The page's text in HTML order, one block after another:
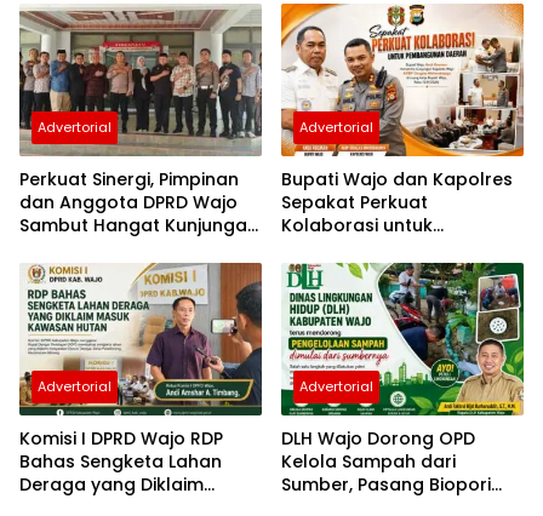
Advertorial
Perkuat Sinergi, Pimpinan
dan Anggota DPRD Wajo
Sambut Hangat Kunjungan
yang Baru
Advertorial
Bupati Wajo dan Kapolres
Sepakat Perkuat
Kolaborasi untuk
Advertorial
Komisi I DPRD Wajo RDP
Bahas Sengketa Lahan
Deraga yang Diklaim
Advertorial
DLH Wajo Dorong OPD
Kelola Sampah dari
Sumber, Pasang Biopori